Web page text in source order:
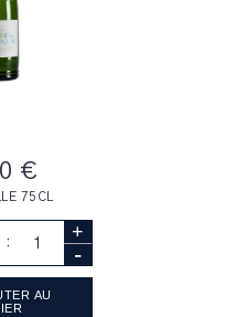
€
75CL
: +
-
AU